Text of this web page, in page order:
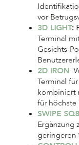
vor
3D LIGHT:
Terminal
Gesichts-
2D IRON:
Terminal
kombiniert
für
SWIPE
Ergänzung
geringeren